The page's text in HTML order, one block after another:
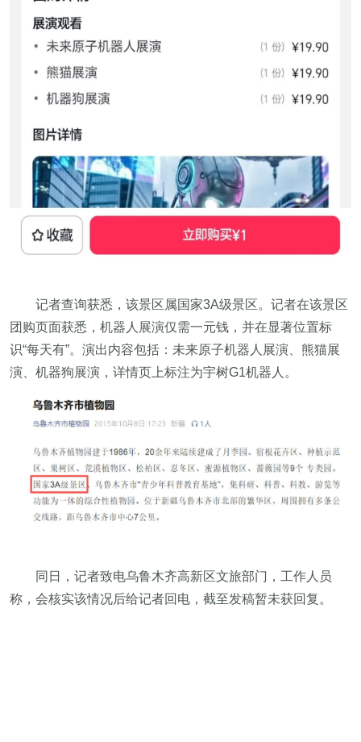
记者查询获悉，该景区属国家3A级景区。记者在该景区
团购页面获悉，机器人展演仅需一元钱，并在显著位置标
识“每天有”。演出内容包括：未来原子机器人展演、熊猫展
演、机器狗展演，详情页上标注为宇树G1机器人。
同日，记者致电乌鲁木齐高新区文旅部门，工作人员
称，会核实该情况后给记者回电，截至发稿暂未获回复。